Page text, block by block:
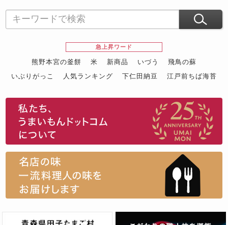
急上昇ワード
熊野本宮の釜餅 米 新商品 いづう
飛鳥の蘇
いぶりがっこ
人気ランキング 下仁田納豆
江戸前ちば海苔